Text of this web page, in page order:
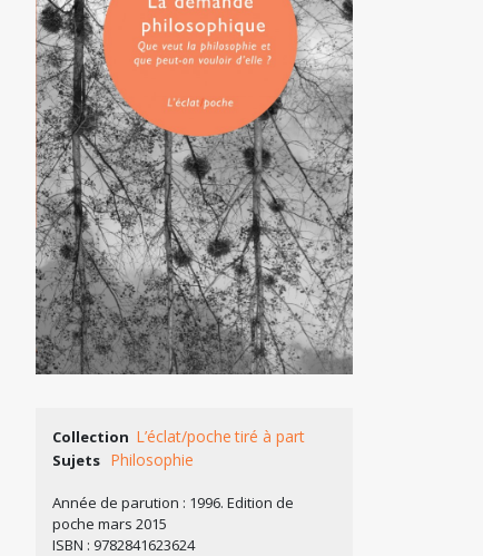
Collection L’éclat/pochetiré à part
Sujets Philosophie
Année de parution : 1996. Edition de
poche mars 2015
ISBN : 9782841623624